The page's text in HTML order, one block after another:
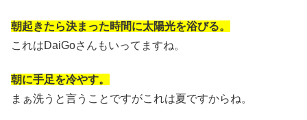
朝起きたら決まった時間に太陽光を浴びる。
これはDaiGoさんもいってますね。
朝に手足を冷やす。
まぁ洗うと言うことですがこれは夏ですからね。